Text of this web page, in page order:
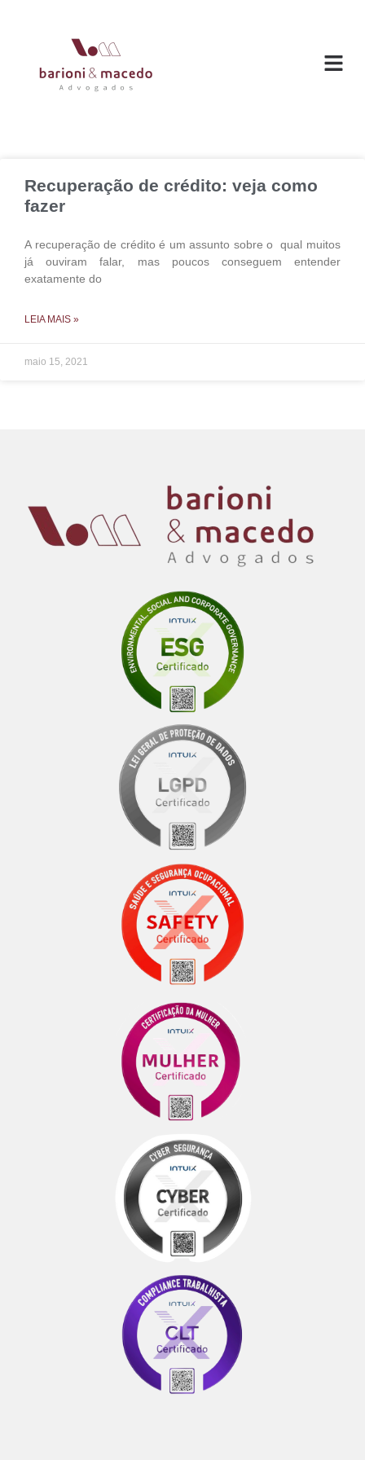
Recuperação de crédito: veja como
fazer
A recuperação de crédito é um assunto sobre o qual muitos
já ouviram falar, mas poucos conseguem entender
exatamente do
LEIA MAIS »
maio 15, 2021